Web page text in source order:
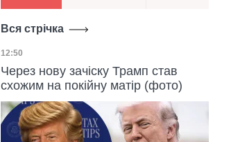
Вся стрічка
Дата публікації
12:50
Через нову зачіску Трамп став
схожим на покійну матір (фото)